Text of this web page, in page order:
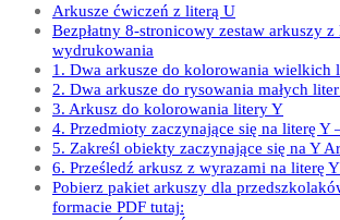
Arkusze ćwiczeń z literą U
Bezpłatny 8-stronicowy zestaw arkuszy z
wydrukowania
1. Dwa arkusze do kolorowania wielkich
2. Dwa arkusze do rysowania małych
3. Arkusz do kolorowania litery Y
4. Przedmioty zaczynające się na literę Y
5. Zakreśl obiekty zaczynające się na Y
6. Prześledź arkusz z wyrazami na literę Y
Pobierz pakiet arkuszy dla
formacie PDF tutaj: